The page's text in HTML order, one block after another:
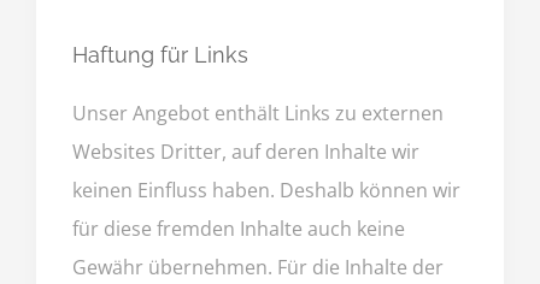
Haftung für Links
Unser Angebot enthält Links zu externen
Websites Dritter, auf deren Inhalte wir
keinen Einfluss haben. Deshalb können wir
für diese fremden Inhalte auch keine
Gewähr übernehmen. Für die Inhalte der